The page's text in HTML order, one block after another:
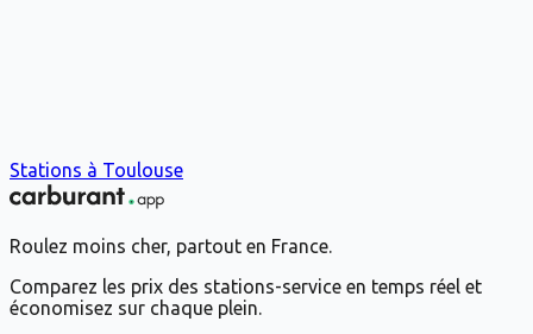
Stations à Toulouse
Roulez moins cher, partout en France.
Comparez les prix des stations-service en temps réel et
économisez sur chaque plein.